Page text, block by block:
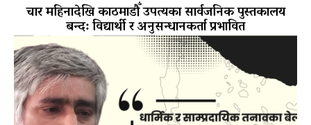
चार महिनादेखि काठमाडौँ उपत्यका सार्वजनिक पुस्तकालय
बन्द: विद्यार्थी र अनुसन्धानकर्ता प्रभावित